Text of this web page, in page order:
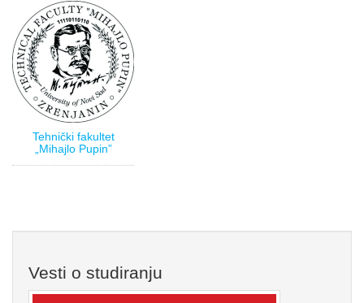
Tehnički fakultet
„Mihajlo Pupin”
Vesti o studiranju